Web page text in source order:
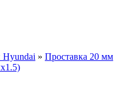
Hyundai » Проставка 20 мм